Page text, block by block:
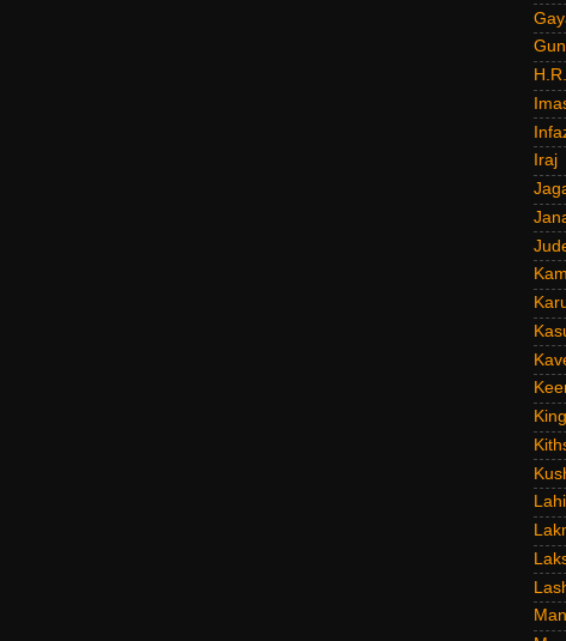
Iraj